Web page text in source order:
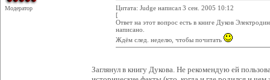
Модератор
Цитата: Judge написал 3 сен. 2005 10:12
[
Ответ на этот вопрос есть в книге Дуков
написано.
Ждём след. неделю, чтобы почитать
Заглянул в книгу Дукова. Не рекомендую ей